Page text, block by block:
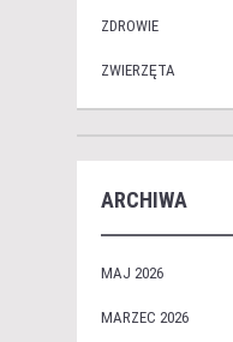
ZDROWIE
ZWIERZĘTA
ARCHIWA
MAJ 2026
MARZEC 2026